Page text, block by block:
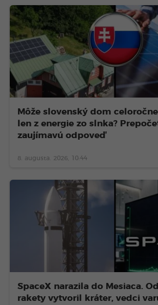
Môže slovenský dom
len z energie zo slnka?
zaujímavú odpoveď
8. augusta. 2026, 10:44
SpaceX narazila do Mesiaca.
rakety vytvoril kráter, vedci